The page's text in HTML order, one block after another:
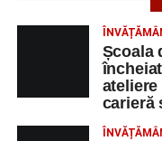
Școala
carieră